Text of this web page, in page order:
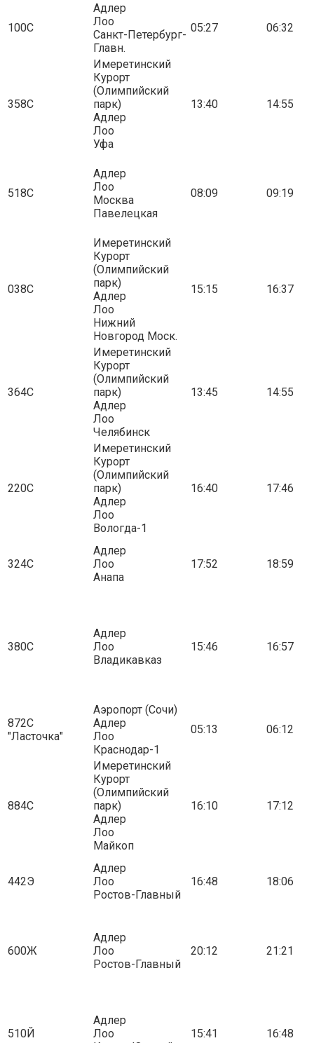
100С
Адлер
Лоо
Санкт-Петербург-
Главн.
05:27 06:32
358С
Имеретинский
Курорт
(Олимпийский
парк)
Адлер
Лоо
Уфа
13:40 14:55
518С
Адлер
Лоо
Москва
Павелецкая
08:09 09:19
038С
Имеретинский
Курорт
(Олимпийский
парк)
Адлер
Лоо
Нижний
Новгород Моск.
15:15 16:37
364С
Имеретинский
Курорт
(Олимпийский
парк)
Адлер
Лоо
Челябинск
13:45 14:55
220С
Имеретинский
Курорт
(Олимпийский
парк)
Адлер
Лоо
Вологда-1
16:40 17:46
324С
Адлер
Лоо
Анапа
17:52 18:59
380С
Адлер
Лоо
Владикавказ
15:46 16:57
872С
"Ласточка"
Аэропорт (Сочи)
Адлер
Лоо
Краснодар-1
05:13 06:12
884С
Имеретинский
Курорт
(Олимпийский
парк)
Адлер
Лоо
Майкоп
16:10 17:12
442Э
Адлер
Лоо
Ростов-Главный
16:48 18:06
600Ж
Адлер
Лоо
Ростов-Главный
20:12 21:21
510Й
Адлер
Лоо
15:41 16:48